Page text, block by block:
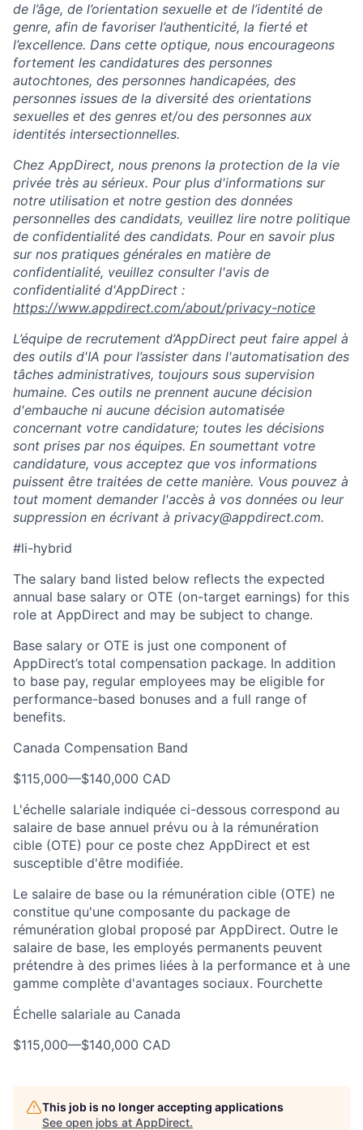
de l’âge, de l’orientation sexuelle et de l’identité de
genre, afin de favoriser l’authenticité, la fierté et
l’excellence. Dans cette optique, nous encourageons
fortement les candidatures des personnes
autochtones, des personnes handicapées, des
personnes issues de la diversité des orientations
sexuelles et des genres et/ou des personnes aux
identités intersectionnelles.
Chez AppDirect, nous prenons la protection de la vie
privée très au sérieux. Pour plus d'informations sur
notre utilisation et notre gestion des données
personnelles des candidats, veuillez lire notre politique
de confidentialité des candidats. Pour en savoir plus
sur nos pratiques générales en matière de
confidentialité, veuillez consulter l'avis de
confidentialité d'AppDirect :
https://www.appdirect.com/about/privacy-notice
L’équipe de recrutement d’AppDirect peut faire appel à
des outils d'IA pour l’assister dans l'automatisation des
tâches administratives, toujours sous supervision
humaine. Ces outils ne prennent aucune décision
d'embauche ni aucune décision automatisée
concernant votre candidature; toutes les décisions
sont prises par nos équipes. En soumettant votre
candidature, vous acceptez que vos informations
puissent être traitées de cette manière. Vous pouvez à
tout moment demander l'accès à vos données ou leur
suppression en écrivant à privacy@appdirect.com.
#li-hybrid
The salary band listed below reflects the expected
annual base salary or OTE (on-target earnings) for this
role at AppDirect and may be subject to change.
Base salary or OTE is just one component of
AppDirect’s total compensation package. In addition
to base pay, regular employees may be eligible for
performance-based bonuses and a full range of
benefits.
Canada Compensation Band
$115,000—$140,000 CAD
L'échelle salariale indiquée ci-dessous correspond au
salaire de base annuel prévu ou à la rémunération
cible (OTE) pour ce poste chez AppDirect et est
susceptible d'être modifiée.
Le salaire de base ou la rémunération cible (OTE) ne
constitue qu'une composante du package de
rémunération global proposé par AppDirect. Outre le
salaire de base, les employés permanents peuvent
prétendre à des primes liées à la performance et à une
gamme complète d'avantages sociaux. Fourchette
Échelle salariale au Canada
$115,000—$140,000 CAD
This job is no longer accepting applications
See open jobs at AppDirect.